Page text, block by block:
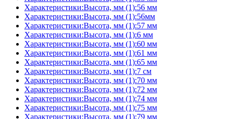
Характеристики:Высота, мм (1):56 мм
Характеристики:Высота, мм (1):56мм
Характеристики:Высота, мм (1):57 мм
Характеристики:Высота, мм (1):6 мм
Характеристики:Высота, мм (1):60 мм
Характеристики:Высота, мм (1):61 мм
Характеристики:Высота, мм (1):65 мм
Характеристики:Высота, мм (1):7 см
Характеристики:Высота, мм (1):70 мм
Характеристики:Высота, мм (1):72 мм
Характеристики:Высота, мм (1):74 мм
Характеристики:Высота, мм (1):75 мм
Характеристики:Высота, мм (1):79 мм